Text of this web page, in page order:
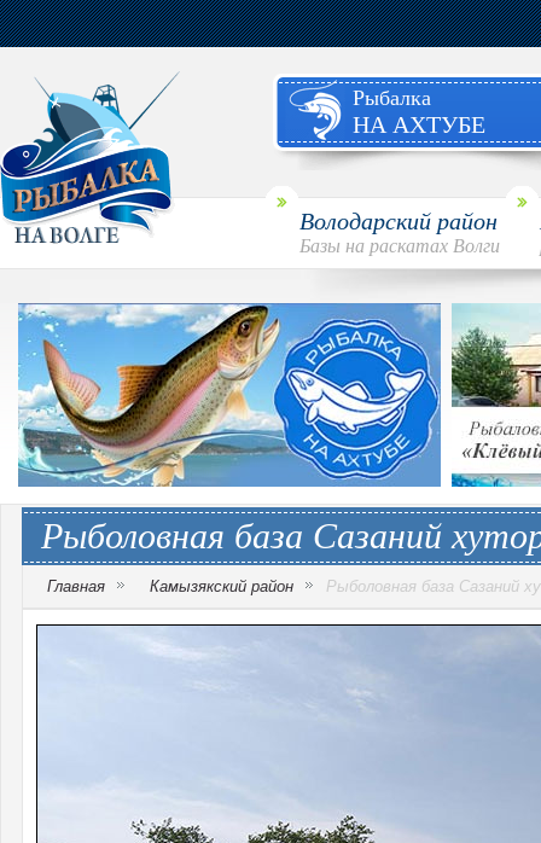
Рыбалка
НА АХТУБЕ
Володарский район
Базы на раскатах Волги
Рыболовная база Сазаний
Главная Камызякский район Рыболовная база Сазаний